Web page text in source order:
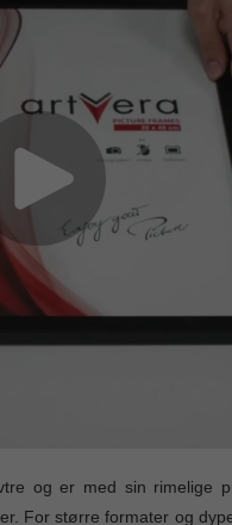
og er med sin rimelige
For større formater og